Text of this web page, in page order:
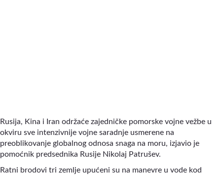
Rusija, Kina i Iran održaće zajedničke pomorske vojne vežbe u
okviru sve intenzivnije vojne saradnje usmerene na
preoblikovanje globalnog odnosa snaga na moru, izjavio je
pomoćnik predsednika Rusije Nikolaj Patrušev.
Ratni brodovi tri zemlje upućeni su na manevre u vode kod